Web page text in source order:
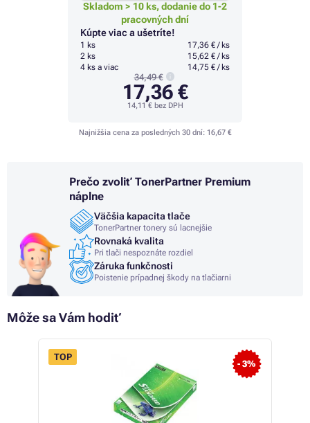
Skladom > 10 ks, dodanie do 1-2
pracovných dní
Kúpte viac a ušetríte!
1 ks
17,36 € / ks
2 ks
15,62 € / ks
4 ks a viac
14,75 € / ks
34,49 €
17,36 €
14,11 €bez DPH
Najnižšia cena za posledných 30 dní: 16,67 €
Prečo zvoliť TonerPartner Premium
náplne
Väčšia kapacita tlače
TonerPartner tonery sú lacnejšie
Rovnaká kvalita
Pri tlači nespoznáte rozdiel
Záruka funkčnosti
Poistenie prípadnej škody na tlačiarni
Môže sa Vám hodiť
- 3%
TOP